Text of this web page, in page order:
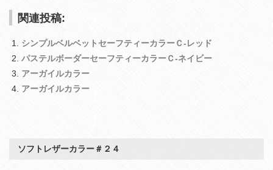
関連投稿:
シンプルベルベットセーフティーカラーＣ‐レッド
パステルボーダーセーフティーカラーＣ‐ネイビー
アーガイルカラー
アーガイルカラー
ソフトレザーカラー＃２４